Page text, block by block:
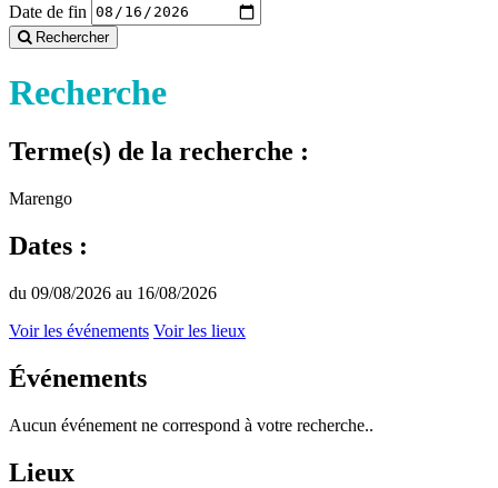
Date de fin
Rechercher
Recherche
Terme(s) de la recherche :
Marengo
Dates :
du 09/08/2026 au 16/08/2026
Voir les événements Voir les lieux
Événements
Aucun événement ne correspond à votre recherche..
Lieux